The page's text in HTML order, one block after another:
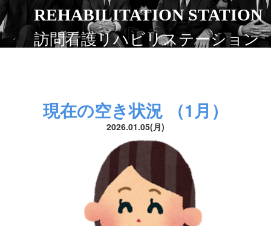
REHABILITATION STATION
訪問看護リハビリステーション
現在の空き状況 （1月）
2026.01.05(月)